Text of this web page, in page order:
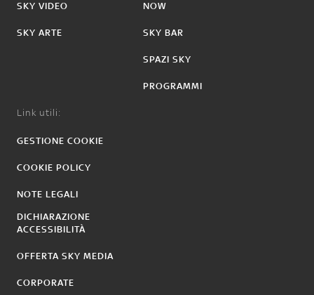
SKY VIDEO
SKY ARTE
NOW
SKY BAR
SPAZI SKY
PROGRAMMI
Link utili:
GESTIONE COOKIE
COOKIE POLICY
NOTE LEGALI
DICHIARAZIONE
ACCESSIBILITÀ
OFFERTA SKY MEDIA
CORPORATE